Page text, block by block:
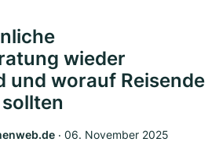
wieder
und worauf Reisende
‧ 06. November 2025